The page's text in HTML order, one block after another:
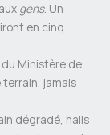
gens. Un
en cinq
Ministère de
terrain, jamais
dégradé, halls